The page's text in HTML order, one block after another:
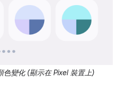
色變化 (顯示在 Pixel 裝置上)